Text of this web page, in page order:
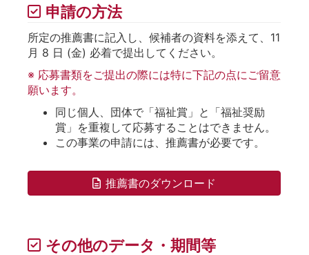
申請の方法
所定の推薦書に記入し、候補者の資料を添えて、11
月 8 日 (金) 必着で提出してください。
※ 応募書類をご提出の際には特に下記の点にご留意
願います。
同じ個人、団体で「福祉賞」と「福祉奨励
賞」を重複して応募することはできません。
この事業の申請には、推薦書が必要です。
推薦書のダウンロード
その他のデータ・期間等